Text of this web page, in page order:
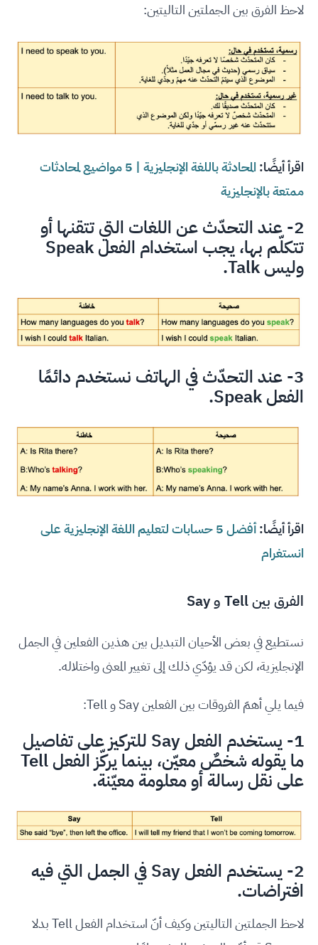
لاحظ الفرق بين الجملتين التاليتين:
اقرأ أيضًا:
المحادثة باللغة الإنجليزية | 5 مواضيع لمحادثات
ممتعة بالإنجليزية
2- عند التحدّث عن اللغات التي تتقنها أو
تتكلّم بها، يجب استخدام الفعل Speak
وليس Talk.
3- عند التحدّث في الهاتف نستخدم دائمًا
الفعل Speak.
اقرأ أيضًا:
أفضل 5 حسابات لتعليم اللغة الإنجليزية على
انستغرام
الفرق بين Tell و Say
نستطيع في بعض الأحيان التبديل بين هذين الفعلين في الجمل
الإنجليزية، لكن قد يؤدّي ذلك إلى تغيير المعنى واختلاله.
فيما يلي أهمّ الفروقات بين الفعلين Say و Tell:
1- يستخدم الفعل Say للتركيز على تفاصيل
ما يقوله شخصٌ معيّن، بينما يركّز الفعل Tell
على نقل رسالة أو معلومة معيّنة.
2- يستخدم الفعل Say في الجمل التي فيه
افتراضات.
لاحظ الجملتين التاليتين وكيف أنّ استخدام الفعل Tell بدلا